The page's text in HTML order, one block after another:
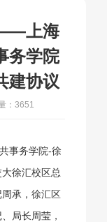
上海
务学院
建协议
：3651
事务学院-徐
徐汇校区总
承，徐汇区
局长周莹，